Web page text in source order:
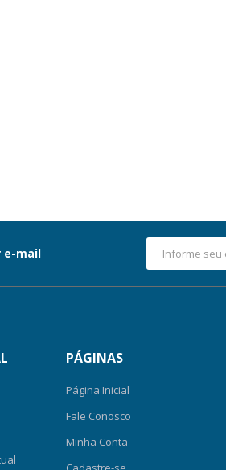
e-mail
PÁGINAS
Página Inicial
Fale Conosco
Minha Conta